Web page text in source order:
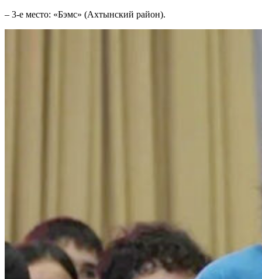
– 3-е место: «Бэмс» (Ахтынский район).